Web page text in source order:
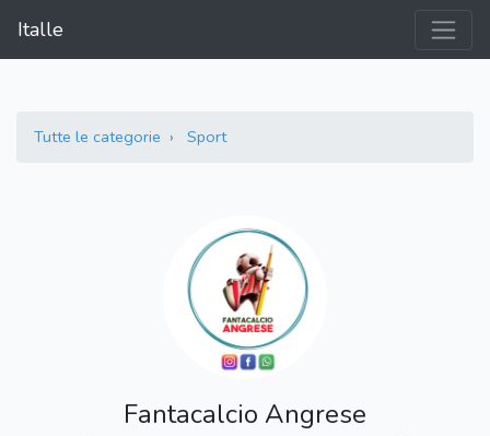
Italle
Tutte le categorie Sport
Fantacalcio Angrese